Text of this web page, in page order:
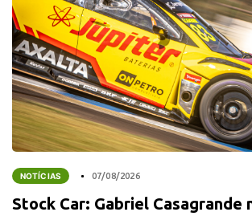
NOTÍCIAS 07/08/2026
Stock Car: Gabriel Casagrande